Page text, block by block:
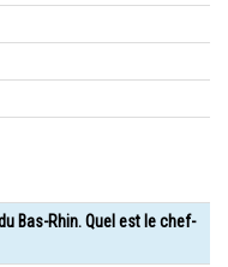
Bas-Rhin. Quel est le chef-